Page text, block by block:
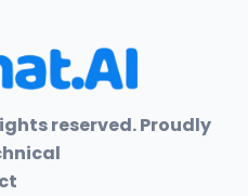
reserved. Proudly